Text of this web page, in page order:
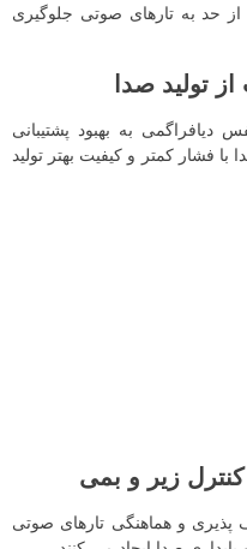
حد به تارهای صوتی جلوگیری
تولید صدا
به بهبود پشتیبانی
فشار کمتر و کیفیت بهتر تولید
زیر و بمی
پذیری و هماهنگی تارهای صوتی